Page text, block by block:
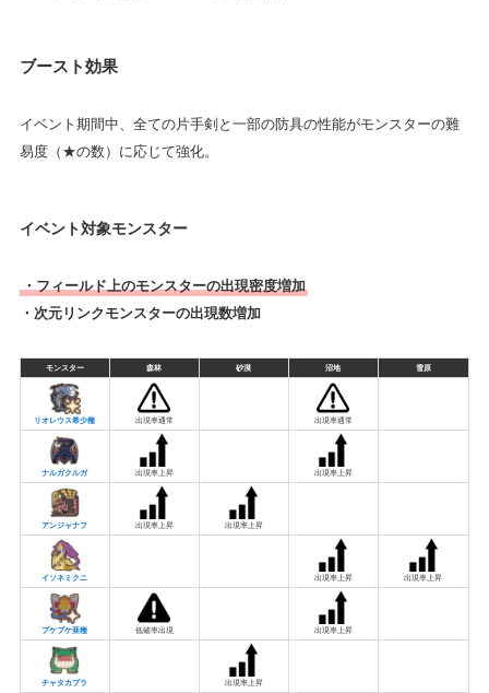
ブースト効果
イベント期間中、全ての片手剣と一部の防具の性能がモンスターの難
易度（★の数）に応じて強化。
イベント対象モンスター
・フィールド上のモンスターの出現密度増加
・次元リンクモンスターの出現数増加
モンスター 森林 砂漠 沼地 雪原
リオレウス希少種 出現率通常 出現率通常
ナルガクルガ 出現率上昇 出現率上昇
アンジャナフ 出現率上昇 出現率上昇
イソネミクニ 出現率上昇 出現率上昇
プケプケ亜種 低確率出現 出現率上昇
チャタカブラ 出現率上昇